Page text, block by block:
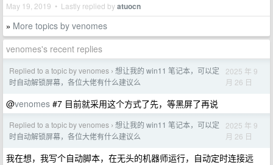
May 19, 2019 • Lastly replied byatuocn
» More topics by venomes
venomes's recent replies
Replied to a topic by venomes › 想让我的 win11 笔记本，可以定
时自动解锁屏幕，各位大佬有什么建议么
2025 年 9
月 26 日
@venomes #7 目前就采用这个方式了先，等黑屏了再说
Replied to a topic by venomes › 想让我的 win11 笔记本，可以定
时自动解锁屏幕，各位大佬有什么建议么
2025 年 9
月 26 日
我在想，我写个自动脚本，在无头的机器师运行，自动定时连接远